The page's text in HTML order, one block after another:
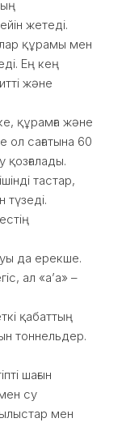
жетеді.
құрамы мен
Ең кең
және
құрамға және
ол сағатына 60
қозғалады.
тастар,
да ерекше.
ал «а’а» –
қабаттың
тоннельдер.
шағын
су
мен